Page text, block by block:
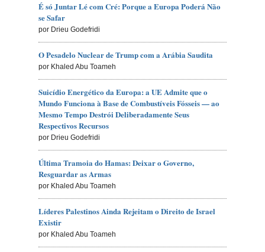
É só Juntar Lé com Cré: Porque a Europa Poderá Não
se Safar
por Drieu Godefridi
O Pesadelo Nuclear de Trump com a Arábia Saudita
por Khaled Abu Toameh
Suicídio Energético da Europa: a UE Admite que o
Mundo Funciona à Base de Combustíveis Fósseis — ao
Mesmo Tempo Destrói Deliberadamente Seus
Respectivos Recursos
por Drieu Godefridi
Última Tramoia do Hamas: Deixar o Governo,
Resguardar as Armas
por Khaled Abu Toameh
Líderes Palestinos Ainda Rejeitam o Direito de Israel
Existir
por Khaled Abu Toameh